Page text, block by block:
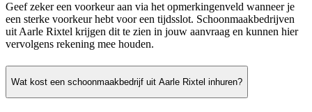
Geef zeker een voorkeur aan via het opmerkingenveld wanneer je
een sterke voorkeur hebt voor een tijdsslot. Schoonmaakbedrijven
uit Aarle Rixtel krijgen dit te zien in jouw aanvraag en kunnen hier
vervolgens rekening mee houden.
Wat kost een schoonmaakbedrijf uit Aarle Rixtel inhuren?